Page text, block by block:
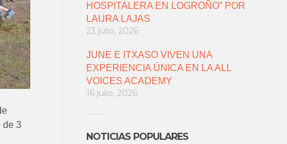
de 3
HOSPITALERA EN LOGROÑO” POR
LAURA LAJAS
23 julio, 2026
JUNE E ITXASO VIVEN UNA
EXPERIENCIA ÚNICA EN LA ALL
VOICES ACADEMY
16 julio, 2026
NOTICIAS POPULARES